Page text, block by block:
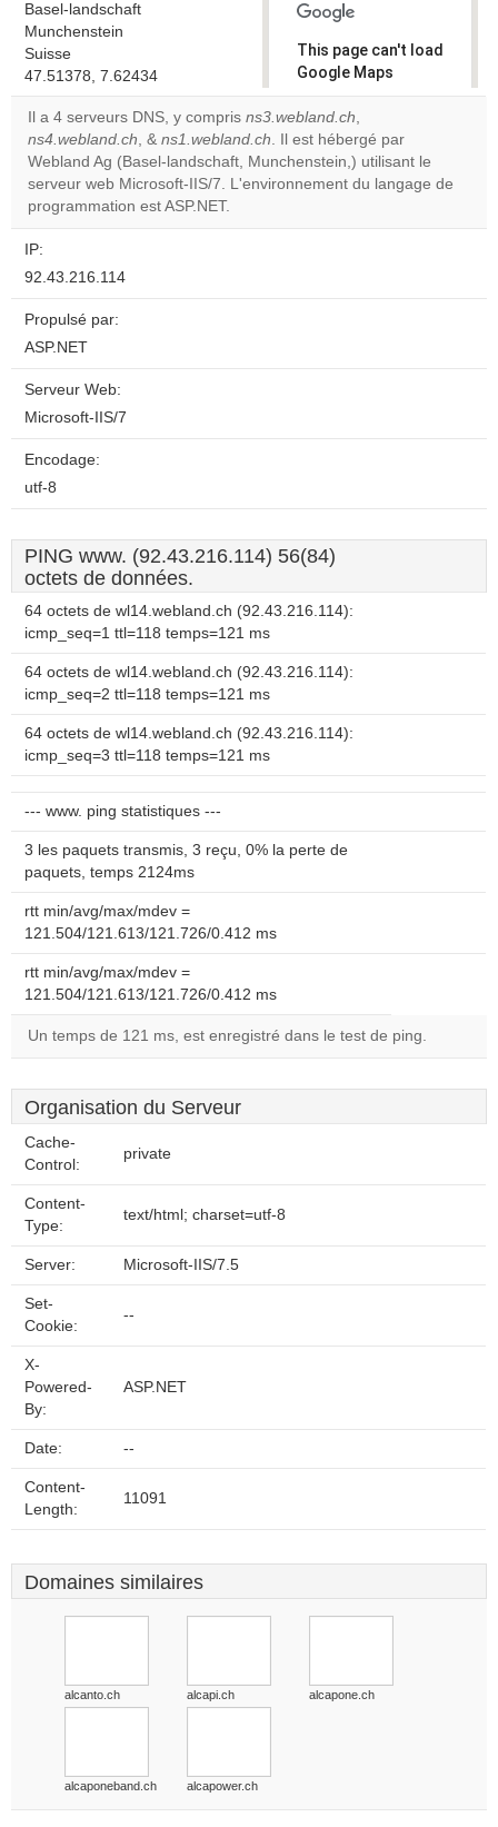
Basel-landschaft
Munchenstein
Suisse
47.51378, 7.62434
This page can't load
Google Maps
correctly.
Do you
own this
website?
OK
Il a 4 serveurs DNS, y compris ns3.webland.ch,
ns4.webland.ch, & ns1.webland.ch. Il est hébergé par
Webland Ag (Basel-landschaft, Munchenstein,) utilisant le
serveur web Microsoft-IIS/7. L'environnement du langage de
programmation est ASP.NET.
IP:
92.43.216.114
Propulsé par:
ASP.NET
Serveur Web:
Microsoft-IIS/7
Encodage:
utf-8
PING www. (92.43.216.114) 56(84)
octets de données.
64 octets de wl14.webland.ch (92.43.216.114):
icmp_seq=1 ttl=118 temps=121 ms
64 octets de wl14.webland.ch (92.43.216.114):
icmp_seq=2 ttl=118 temps=121 ms
64 octets de wl14.webland.ch (92.43.216.114):
icmp_seq=3 ttl=118 temps=121 ms
--- www. ping statistiques ---
3 les paquets transmis, 3 reçu, 0% la perte de
paquets, temps 2124ms
rtt min/avg/max/mdev =
121.504/121.613/121.726/0.412 ms
rtt min/avg/max/mdev =
121.504/121.613/121.726/0.412 ms
Un temps de 121 ms, est enregistré dans le test de ping.
Organisation du Serveur
Cache-
Control:
private
Content-
Type:
text/html; charset=utf-8
Server: Microsoft-IIS/7.5
Set-
Cookie:
--
X-
Powered-
By:
ASP.NET
Date: --
Content-
Length:
11091
Domaines similaires
alcanto.ch alcapi.ch alcapone.ch
alcaponeband.ch alcapower.ch